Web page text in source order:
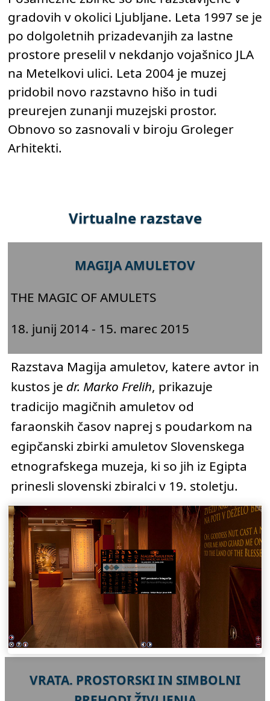
gradovih v okolici Ljubljane. Leta 1997 se je
po dolgoletnih prizadevanjih za lastne
prostore preselil v nekdanjo vojašnico JLA
na Metelkovi ulici. Leta 2004 je muzej
pridobil novo razstavno hišo in tudi
preurejen zunanji muzejski prostor.
Obnovo so zasnovali v biroju Groleger
Arhitekti.
Virtualne razstave
MAGIJA AMULETOV
THE MAGIC OF AMULETS
18. junij 2014 - 15. marec 2015
Razstava Magija amuletov, katere avtor in
kustos je dr. Marko Frelih, prikazuje
tradicijo magičnih amuletov od
faraonskih časov naprej s poudarkom na
egipčanski zbirki amuletov Slovenskega
etnografskega muzeja, ki so jih iz Egipta
prinesli slovenski zbiralci v 19. stoletju.
VRATA. PROSTORSKI IN SIMBOLNI